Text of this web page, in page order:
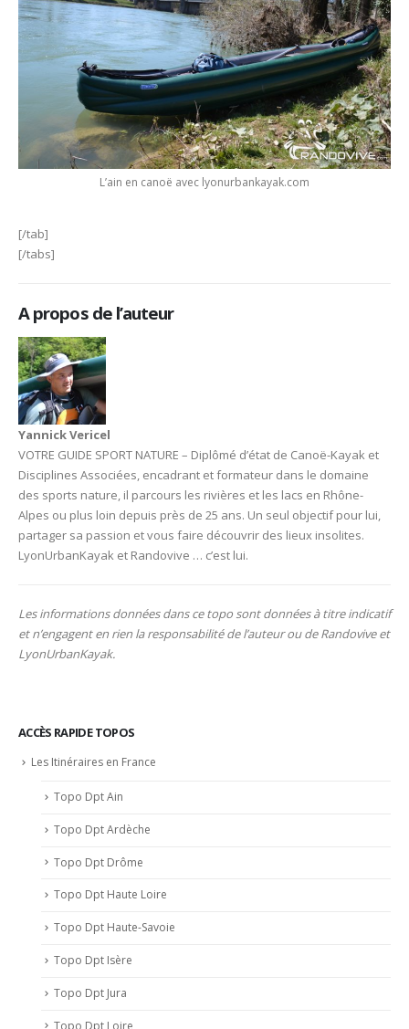
L’ain en canoë avec lyonurbankayak.com
[/tab]
[/tabs]
A propos de l’auteur
Yannick Vericel
VOTRE GUIDE SPORT NATURE – Diplômé d’état de Canoë-Kayak et
Disciplines Associées, encadrant et formateur dans le domaine
des sports nature, il parcours les rivières et les lacs en Rhône-
Alpes ou plus loin depuis près de 25 ans. Un seul objectif pour lui,
partager sa passion et vous faire découvrir des lieux insolites.
LyonUrbanKayak et Randovive … c’est lui.
Les informations données dans ce topo sont données à titre indicatif
et n’engagent en rien la responsabilité de l’auteur ou de Randovive et
LyonUrbanKayak.
ACCÈS RAPIDE TOPOS
Les Itinéraires en France
Topo Dpt Ain
Topo Dpt Ardèche
Topo Dpt Drôme
Topo Dpt Haute Loire
Topo Dpt Haute-Savoie
Topo Dpt Isère
Topo Dpt Jura
Topo Dpt Loire